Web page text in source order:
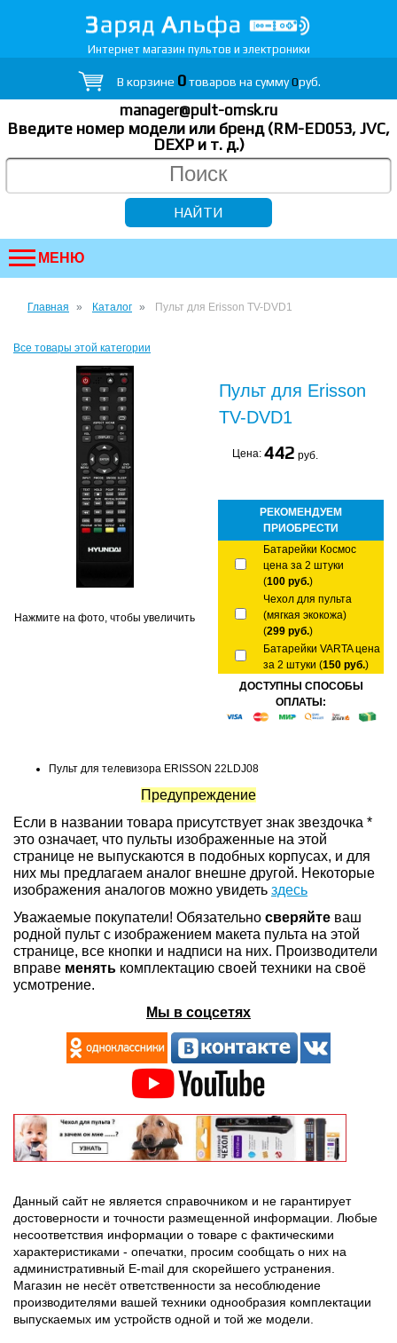
Интернет магазин пультов и электроники
В корзине 0товаров на сумму0руб.
manager@pult-omsk.ru
Введите номер модели или бренд (RM-ED053, JVC,
DEXP и т. д.)
МЕНЮ
Главная Каталог Пульт для Erisson TV-DVD1
Все товары этой категории
Нажмите на фото, чтобы увеличить
Пульт для Erisson
TV-DVD1
Цена: 442 руб.
РЕКОМЕНДУЕМ
ПРИОБРЕСТИ
Батарейки Космос
цена за 2 штуки
(100 руб.)
Чехол для пульта
(мягкая экокожа)
(299 руб.)
Батарейки VARTA цена
за 2 штуки (150 руб.)
ДОСТУПНЫ СПОСОБЫ
ОПЛАТЫ:
Пульт для телевизора ERISSON 22LDJ08
Предупреждение
Если в названии товара присутствует знак звездочка *
это означает, что пульты изображенные на этой
странице не выпускаются в подобных корпусах, и для
них мы предлагаем аналог внешне другой. Некоторые
изображения аналогов можно увидеть здесь
Уважаемые покупатели! Обязательно сверяйте ваш
родной пульт с изображением макета пульта на этой
странице, все кнопки и надписи на них. Производители
вправе менять комплектацию своей техники на своё
усмотрение.
Мы в соцсетях
Данный сайт не является справочником и не гарантирует
достоверности и точности размещенной информации. Любые
несоответствия информации о товаре с фактическими
характеристиками - опечатки, просим сообщать о них на
административный E-mail для скорейшего устранения.
Магазин не несёт ответственности за несоблюдение
производителями вашей техники однообразия комплектации
выпускаемых им устройств одной и той же модели.